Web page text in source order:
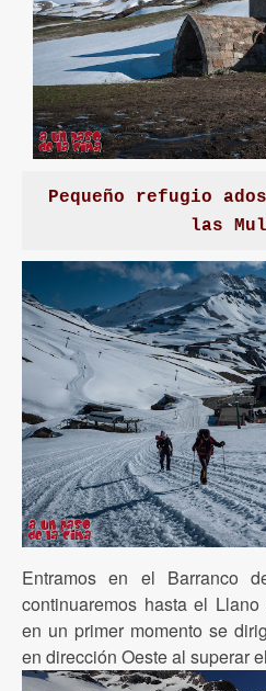
Pequeño refugio
las
Entramos en el Barranco
continuaremos hasta el
en un primer momento se
en dirección Oeste al superar